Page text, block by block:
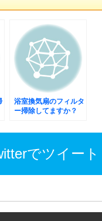
浴室換気扇のフィルタ
ー掃除してますか？
でツイート